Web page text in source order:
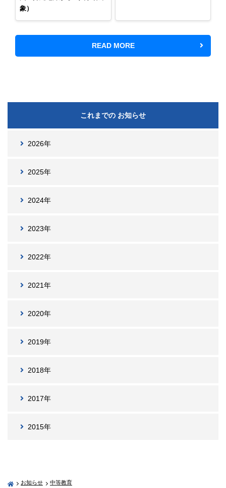
象）
READ MORE
これまでの お知らせ
2026年
2025年
2024年
2023年
2022年
2021年
2020年
2019年
2018年
2017年
2015年
お知らせ 中等教育